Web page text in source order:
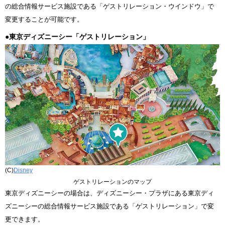
の総合情報サービス施設である「ゲストリレーション・ウインドウ」で
変更することが可能です。
●東京ディズニーシー「ゲストリレーション」
(C)Disney
ゲストリレーションのマップ
東京ディズニーシーの場合は、ディズニーシー・プラザにある東京ディ
ズニーシーの総合情報サービス施設である「ゲストリレーション」で変
更できます。